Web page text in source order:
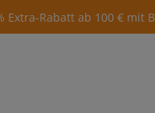
Extra-Rabatt ab 100 € mit